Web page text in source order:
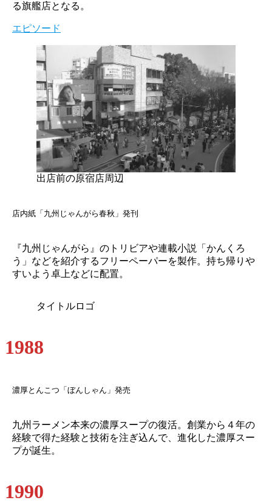
る旗艦店となる。
エピソード
出店前の原宿店周辺
店内紙「九州じゃんがら春秋」発刊
『九州じゃんがら』のトリビアや連載小説「かんくろ
う」などを紹介するフリーペーパーを製作。持ち帰りや
すいよう卓上などに配置。
タイトルロゴ
1988
濃厚とんこつ「ぼんしゃん」発売
九州ラーメン本来の濃厚スープの復活。創業から４年の
経験で得た経験と技術を注ぎ込んで、進化した濃厚スー
プが誕生。
1990